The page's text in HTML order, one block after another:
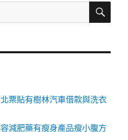
搜
票貼有樹林汽車借款與洗衣
減肥藥有瘦身產品瘦小腹方